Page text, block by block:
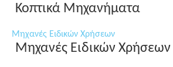
Κοπτικά Μηχανήματα
Μηχανές Ειδικών Χρήσεων
Μηχανές Ειδικών Χρήσεων